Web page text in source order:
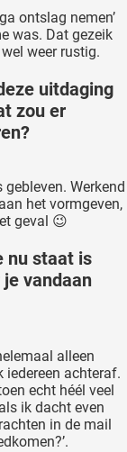
ontslag nemen’
was. Dat gezeik
weer rustig.
uitdaging
zou er
Werkend
het vormgeven,
geval 😉
nu staat is
vandaan
alleen
iedereen achteraf.
echt héél veel
ik dacht even
in de mail